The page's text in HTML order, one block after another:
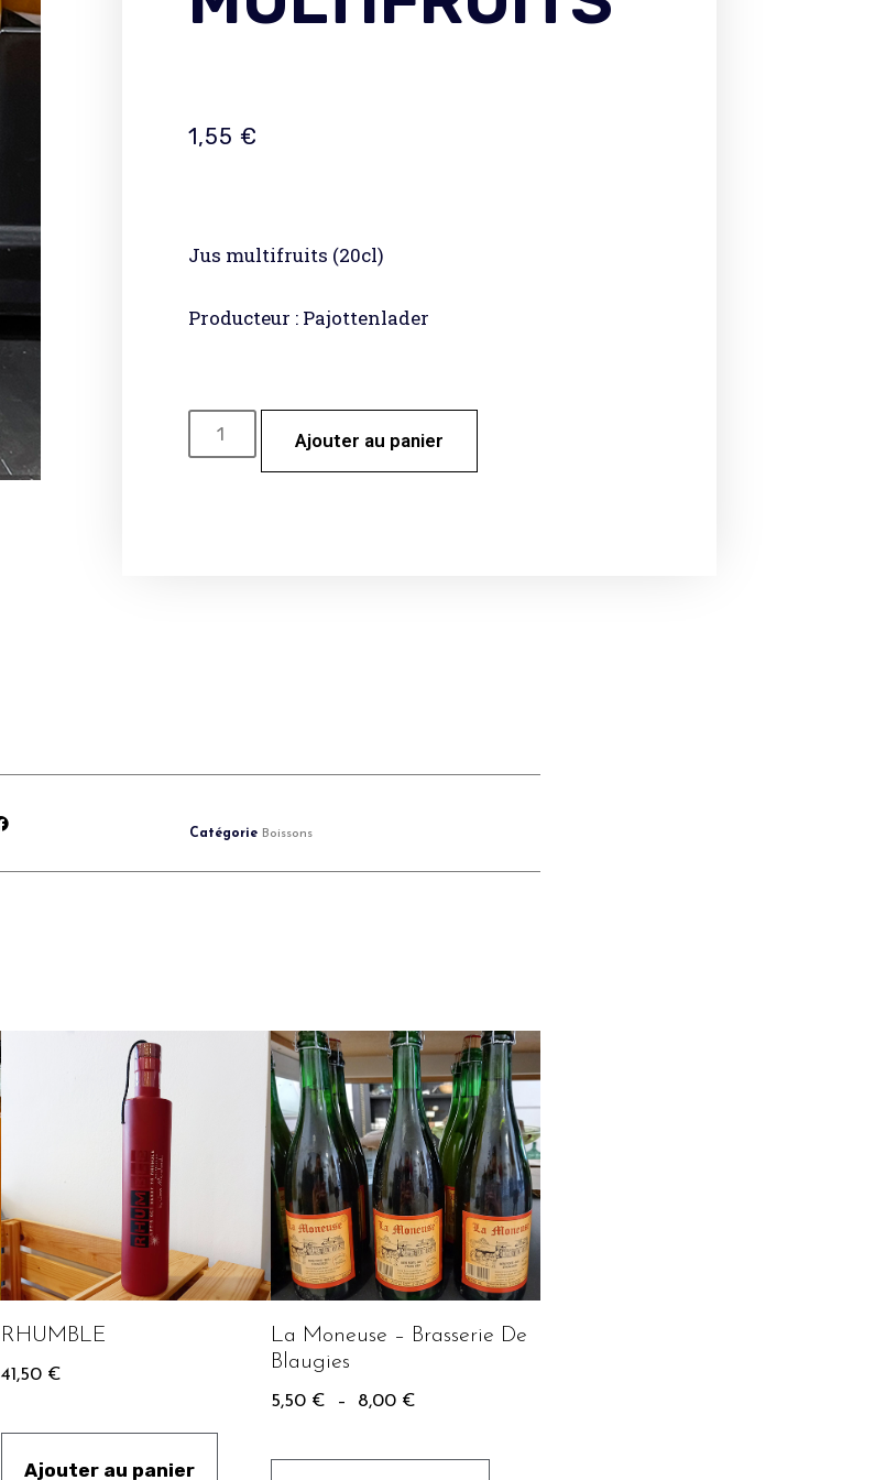
1,55 €
Jus multifruits (20cl)
Producteur : Pajottenlader
Ajouter au panier
Catégorie Boissons
RHUMBLE
41,50 €
Ajouter au panier
La Moneuse – Brasserie De
Blaugies
5,50 € – 8,00 €